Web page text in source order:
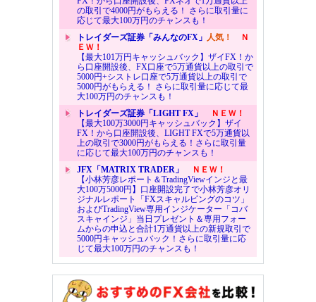
の取引で4000円がもらえる！ さらに取引量に
応じて最大100万円のチャンスも！
トレイダーズ証券「みんなのFX」 人気！
Ｎ
ＥＷ！
【最大101万円キャッシュバック】ザイFX！か
ら口座開設後、FX口座で5万通貨以上の取引で
5000円+シストレ口座で5万通貨以上の取引で
5000円がもらえる！ さらに取引量に応じて最
大100万円のチャンスも！
トレイダーズ証券「LIGHT FX」
ＮＥＷ！
【最大100万3000円キャッシュバック】ザイ
FX！から口座開設後、LIGHT FXで5万通貨以
上の取引で3000円がもらえる！さらに取引量
に応じて最大100万円のチャンスも！
JFX「MATRIX TRADER」
ＮＥＷ！
【小林芳彦レポート＆TradingViewインジと最
大100万5000円】口座開設完了で小林芳彦オリ
ジナルレポート「FXスキャルピングのコツ」
およびTradingView専用インジケーター「コバ
スキャインジ」当日プレゼント＆専用フォー
ムからの申込と合計1万通貨以上の新規取引で
5000円キャッシュバック！さらに取引量に応
じて最大100万円のチャンスも！